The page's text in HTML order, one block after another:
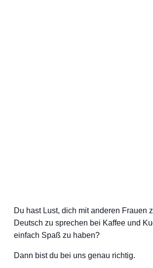
Du hast Lust, dich mit anderen Frauen
Deutsch zu sprechen bei Kaffee und
einfach Spaß zu haben?
Dann bist du bei uns genau richtig.